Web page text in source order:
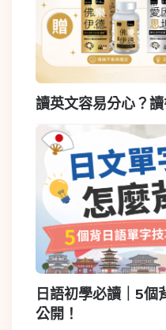
讀英文容易分心？
日語初學必讀｜5
公開！